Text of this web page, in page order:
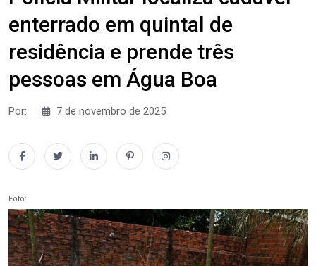
enterrado em quintal de
residência e prende três
pessoas em Água Boa
Por: 7 de novembro de 2025
Foto: